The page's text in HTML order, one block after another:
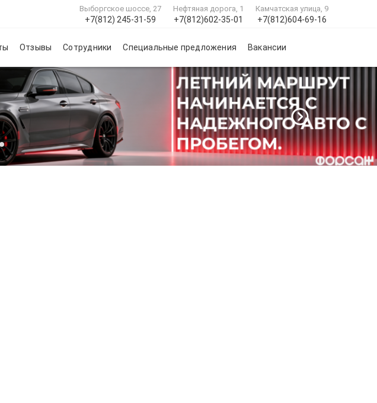
+7(812) 245-31-59
Выборгское шоссе, 27
+7(812)602-35-01
Нефтяная дорога, 1
+7(812)604-69-16
Камчатская улица, 9
Отзывы Сотрудники Специальные предложения Вакансии